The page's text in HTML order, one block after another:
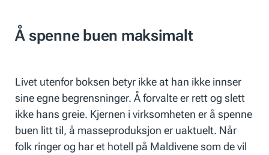
Å spenne buen maksimalt
Livet utenfor boksen betyr ikke at han ikke innser
sine egne begrensninger. Å forvalte er rett og slett
ikke hans greie. Kjernen i virksomheten er å spenne
buen litt til, å masseproduksjon er uaktuelt. Når
folk ringer og har et hotell på Maldivene som de vil